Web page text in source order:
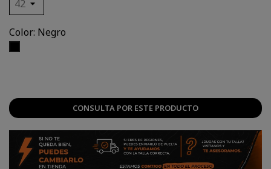
Color: Negro
CONSULTA POR ESTE PRODUCTO